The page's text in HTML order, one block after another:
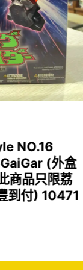
NO.16
(外盒
商品只限荔
到付) 10471